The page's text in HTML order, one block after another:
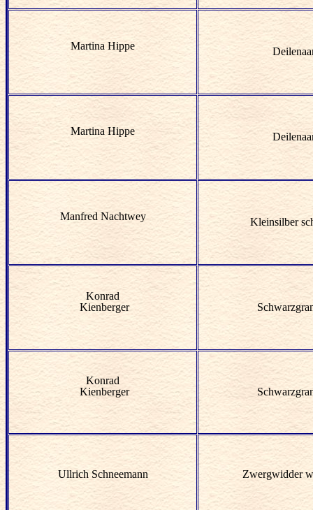
Martina Hippe
Martina Hippe
Manfred Nachtwey Kleinsilber
Konrad
Kienberger
Konrad
Kienberger
Ullrich Schneemann Zwergwidder